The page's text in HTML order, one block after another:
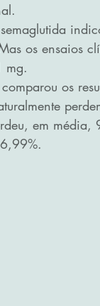
os ensaios
mg.
os
em